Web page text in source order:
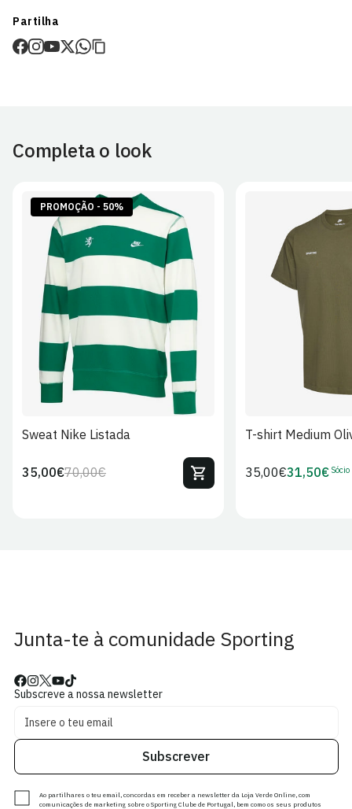
Prazo estimado de entrega varia consoante o destino e método
de envio.
Artigos personalizados não podem ser devolvidos.
de EnvioeDevoluções
Partilha
Completa o look
PROMOÇÃO - 50%
S XL 2XL
Sweat Nike Listada
Preço
70,00€Preço
35,00€
T-shirt Medium
Preço
35,00€Preço
31,50€ Sócio
Junta-te à comunidade Sporting
Subscreve a nossa newsletter
Subscrever
Ao partilhares o teu email, concordas em receber a newsletter da Loja Verde Online, com
comunicações de marketing sobre o Sporting Clube de Portugal, bem como os seus produtos